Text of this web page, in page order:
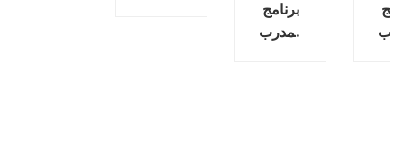
برنامج
المدرب